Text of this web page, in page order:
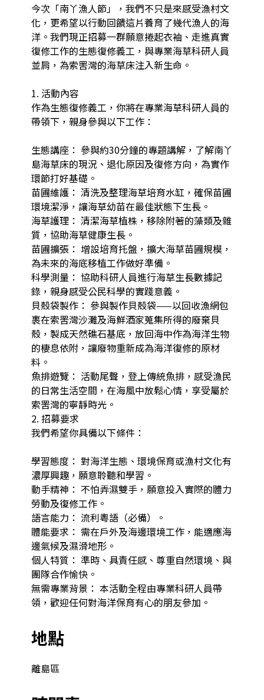
今次「南丫漁人節」，我們不只是來感受漁村文
化，更希望以行動回饋這片養育了幾代漁人的海
洋。我們現正招募一群願意捲起衣袖、走進真實
復修工作的生態復修義工，與專業海草科研人員
並肩，為索罟灣的海草床注入新生命。
1. 活動內容
作為生態復修義工，你將在專業海草科研人員的
帶領下，親身參與以下工作：
生態講座： 參與約30分鐘的專題講解，了解南丫
島海草床的現況、退化原因及復修方向，為實作
環節打好基礎。
苗圃維護： 清洗及整理海草培育水缸，確保苗圃
環境潔淨，讓海草幼苗在最佳狀態下生長。
海草護理： 清潔海草植株，移除附著的藻類及雜
質，協助海草健康生長。
苗圃擴張： 增設培育托盤，擴大海草苗圃規模，
為未來的海底移植工作做好準備。
科學測量： 協助科研人員進行海草生長數據記
錄，親身感受公民科學的實踐意義。
貝殼袋製作： 參與製作貝殼袋——以回收漁網包
裹在索罟灣沙灘及海鮮酒家蒐集所得的廢棄貝
殼，製成天然礁石基底，放回海中作為海洋生物
的棲息依附，讓廢物重新成為海洋復修的原材
料。
魚排遊覽： 活動尾聲，登上傳統魚排，感受漁民
的日常生活空間，在海風中放鬆心情，享受屬於
索罟灣的寧靜時光。
2. 招募要求
我們希望你具備以下條件：
學習態度： 對海洋生態、環境保育或漁村文化有
濃厚興趣，願意聆聽和學習。
動手精神： 不怕弄濕雙手，願意投入實際的體力
勞動及復修工作。
語言能力： 流利粵語（必備）。
體能要求： 需在戶外及海邊環境工作，能適應海
邊氣候及濕滑地形。
個人特質： 準時、具責任感、尊重自然環境、與
團隊合作愉快。
無需專業背景： 本活動全程由專業科研人員帶
領，歡迎任何對海洋保育有心的朋友參加。
地點
離島區